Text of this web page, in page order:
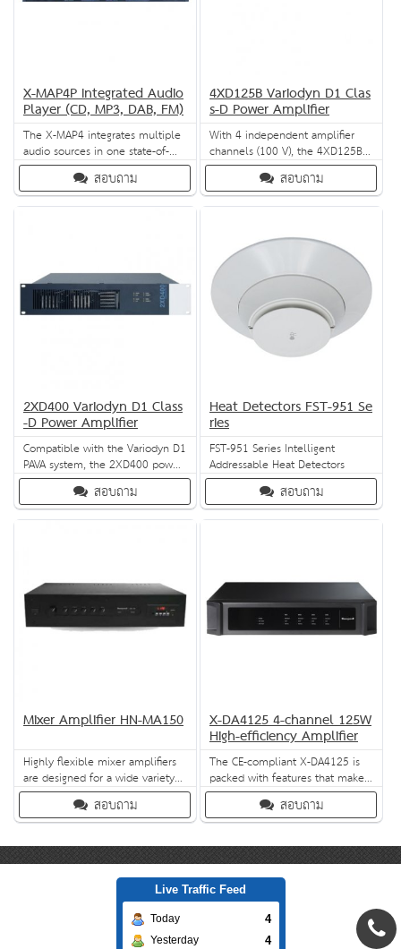
X-MAP4P Integrated Audio
Player (CD, MP3, DAB, FM)
The X-MAP4 integrates multiple
audio sources in one state-of-
the-art system. It incorporates
Digital Audio Broadcast (DAB)
technology for unmatched audio
device – the X-MAP4 gives you
สอบถาม
4XD125B Variodyn D1 Clas
s-D Power Amplifier
With 4 independent amplifier
channels (100 V), the 4XD125B
is compatible with the Variodyn
D1 system and controlled by its
DOM4-8 or DOM4-24. The NF
connected to the DOM with the
input cable, while the outputs
are connected with the output
cable.
สอบถาม
2XD400 Variodyn D1 Class
-D Power Amplifier
Compatible with the Variodyn D1
PAVA system, the 2XD400 power
amplifier is controlled by its
DOM4-8 or DOM4-24 Digital
Output Module. Both LF inputs
system.
สอบถาม
Heat Detectors FST-951 Se
ries
FST-951 Series Intelligent
Addressable Heat Detectors
สอบถาม
Mixer Amplifier HN-MA150
Highly flexible mixer amplifiers
are designed for a wide variety
of voice and background music
applications such as retail shops,
restaurants and bars, service
centers, houses of worship,
warehouses etc.
สอบถาม
X-DA4125 4-channel 125W
High-efficiency Amplifier
The CE-compliant X-DA4125 is
packed with features that make
it perfect for the X-618 Digital
PAVA system. It comes with a
built-in fuse for over-current
protection.
สอบถาม
Live Traffic Feed
Today 4
Yesterday 4